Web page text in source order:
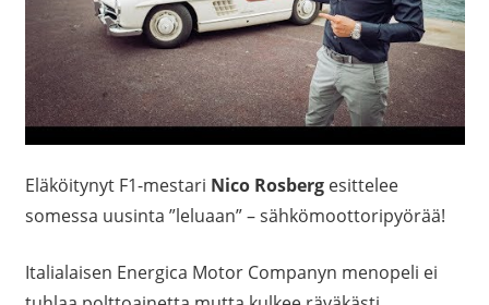
Eläköitynyt F1-mestari Nico Rosbergesittelee
somessa uusinta ”leluaan” – sähkömoottoripyörää!
Italialaisen Energica Motor Companyn menopeli ei